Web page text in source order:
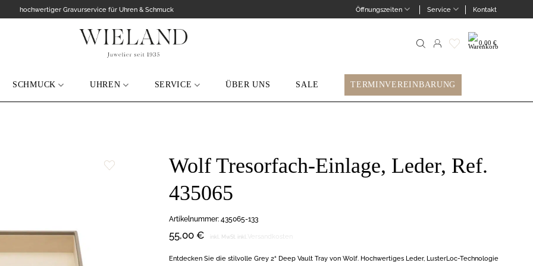
hochwertiger Gravurservice für Uhren & Schmuck Öffnungszeiten Service Kontakt
Suche
0,00€
SCHMUCK UHREN SERVICE ÜBER UNS SALE TERMINVEREINBARUNG
Wolf Tresorfach-Einlage, Leder, Ref.
435065
Artikelnummer: 435065-133
55,00 € inkl. MwSt. inkl.
Entdecken Sie die stilvolle Grey 2“ Deep Vault Tray von Wolf. Hochwertiges Leder, LusterLoc-Technologie